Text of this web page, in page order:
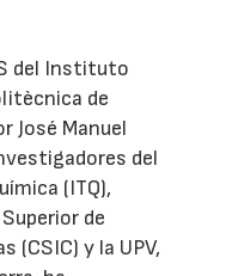
del Instituto
de
José Manuel
del
(ITQ),
de
(CSIC) y la UPV,